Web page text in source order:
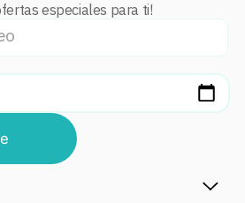
especiales para ti!